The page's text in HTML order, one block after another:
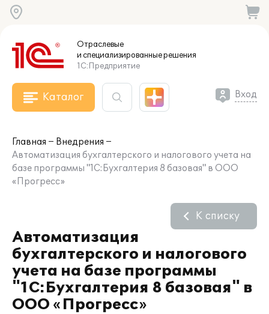
Отраслевые
и специализированныерешения
1С:Предприятие
Каталог Вход
Главная
Внедрения
Автоматизация бухгалтерского и налогового учета на
базе программы "1С:Бухгалтерия 8 базовая" в ООО
«Прогресс»
Автоматизация
бухгалтерского и налогового
учета на базе программы
"1С:Бухгалтерия 8 базовая" в
ООО «Прогресс»
К списку